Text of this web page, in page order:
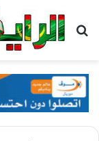
بحث عن